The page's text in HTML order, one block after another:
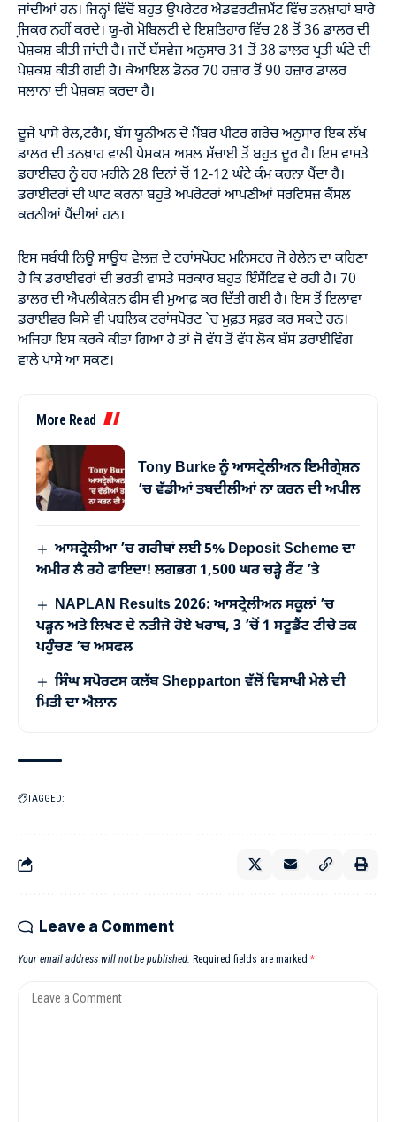
ਜਾਂਦੀਆਂ ਹਨ। ਜਿਨ੍ਹਾਂ ਵਿੱਚੋਂ ਬਹੁਤ ਉਪਰੇਟਰ ਐਡਵਰਟੀਜ਼ਮੈਂਟ ਵਿੱਚ ਤਨਖ਼ਾਹਾਂ ਬਾਰੇ
ਜਿ਼ਕਰ ਨਹੀਂ ਕਰਦੇ। ਯੂ-ਗੋ ਮੋਬਿਲਟੀ ਦੇ ਇਸ਼ਤਿਹਾਰ ਵਿੱਚ 28 ਤੋਂ 36 ਡਾਲਰ ਦੀ
ਪੇਸ਼ਕਸ਼ ਕੀਤੀ ਜਾਂਦੀ ਹੈ। ਜਦੋਂ ਬੱਸਵੇਜ ਅਨੁਸਾਰ 31 ਤੋਂ 38 ਡਾਲਰ ਪ੍ਰਤੀ ਘੰਟੇ ਦੀ
ਪੇਸ਼ਕਸ਼ ਕੀਤੀ ਗਈ ਹੈ। ਕੇਆਇਲ ਡੋਨਰ 70 ਹਜ਼ਾਰ ਤੋਂ 90 ਹਜ਼ਾਰ ਡਾਲਰ
ਸਲਾਨਾ ਦੀ ਪੇਸ਼ਕਸ਼ ਕਰਦਾ ਹੈ।
ਦੂਜੇ ਪਾਸੇ ਰੇਲ,ਟਰੈਮ, ਬੱਸ ਯੂਨੀਅਨ ਦੇ ਮੈਂਬਰ ਪੀਟਰ ਗਰੇਚ ਅਨੁਸਾਰ ਇਕ ਲੱਖ
ਡਾਲਰ ਦੀ ਤਨਖ਼ਾਹ ਵਾਲੀ ਪੇਸ਼ਕਸ਼ ਅਸਲ ਸੱਚਾਈ ਤੋਂ ਬਹੁਤ ਦੂਰ ਹੈ। ਇਸ ਵਾਸਤੇ
ਡਰਾਈਵਰ ਨੂੰ ਹਰ ਮਹੀਨੇ 28 ਦਿਨਾਂ ਚੋਂ 12-12 ਘੰਟੇ ਕੰਮ ਕਰਨਾ ਪੈਂਦਾ ਹੈ।
ਡਰਾਈਵਰਾਂ ਦੀ ਘਾਟ ਕਰਨਾ ਬਹੁਤੇ ਅਪਰੇਟਰਾਂ ਆਪਣੀਆਂ ਸਰਵਿਸਜ਼ ਕੈਂਸਲ
ਕਰਨੀਆਂ ਪੈਂਦੀਆਂ ਹਨ।
ਇਸ ਸਬੰਧੀ ਨਿਊ ਸਾਊਥ ਵੇਲਜ਼ ਦੇ ਟਰਾਂਸਪੋਰਟ ਮਨਿਸਟਰ ਜੋ ਹੇਲੇਨ ਦਾ ਕਹਿਣਾ
ਹੈ ਕਿ ਡਰਾਈਵਰਾਂ ਦੀ ਭਰਤੀ ਵਾਸਤੇ ਸਰਕਾਰ ਬਹੁਤ ਇੰਸੈਂਟਿਵ ਦੇ ਰਹੀ ਹੈ। 70
ਡਾਲਰ ਦੀ ਐਪਲੀਕੇਸ਼ਨ ਫੀਸ ਵੀ ਮੁਆਫ਼ ਕਰ ਦਿੱਤੀ ਗਈ ਹੈ। ਇਸ ਤੋਂ ਇਲਾਵਾ
ਡਰਾਈਵਰ ਕਿਸੇ ਵੀ ਪਬਲਿਕ ਟਰਾਂਸਪੋਰਟ `ਚ ਮੁਫ਼ਤ ਸਫ਼ਰ ਕਰ ਸਕਦੇ ਹਨ।
ਅਜਿਹਾ ਇਸ ਕਰਕੇ ਕੀਤਾ ਗਿਆ ਹੈ ਤਾਂ ਜੋ ਵੱਧ ਤੋਂ ਵੱਧ ਲੋਕ ਬੱਸ ਡਰਾਈਵਿੰਗ
ਵਾਲੇ ਪਾਸੇ ਆ ਸਕਣ।
More Read
Tony Burke ਨੂੰ ਆਸਟ੍ਰੇਲੀਅਨ ਇਮੀਗ੍ਰੇਸ਼ਨ
’ਚ ਵੱਡੀਆਂ ਤਬਦੀਲੀਆਂ ਨਾ ਕਰਨ ਦੀ ਅਪੀਲ
ਆਸਟ੍ਰੇਲੀਆ ’ਚ ਗਰੀਬਾਂ ਲਈ 5% Deposit Scheme ਦਾ
ਅਮੀਰ ਲੈ ਰਹੇ ਫਾਇਦਾ! ਲਗਭਗ 1,500 ਘਰ ਚੜ੍ਹੇ ਰੈਂਟ ’ਤੇ
NAPLAN Results 2026: ਆਸਟ੍ਰੇਲੀਅਨ ਸਕੂਲਾਂ ’ਚ
ਪੜ੍ਹਨ ਅਤੇ ਲਿਖਣ ਦੇ ਨਤੀਜੇ ਹੋਏ ਖਰਾਬ, 3 ’ਚੋਂ 1 ਸਟੂਡੈਂਟ ਟੀਚੇ ਤਕ
ਪਹੁੰਚਣ ’ਚ ਅਸਫਲ
ਸਿੰਘ ਸਪੋਰਟਸ ਕਲੱਬ Shepparton ਵੱਲੋਂ ਵਿਸਾਖੀ ਮੇਲੇ ਦੀ
ਮਿਤੀ ਦਾ ਐਲਾਨ
TAGGED:
Leave a Comment
Your email address will not be published. Required fields are marked *